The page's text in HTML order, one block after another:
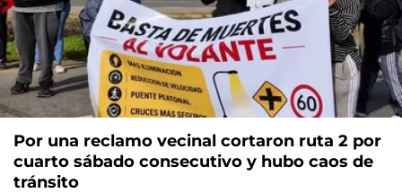
Por una reclamo vecinal cortaron ruta 2 por
cuarto sábado consecutivo y hubo caos de
tránsito